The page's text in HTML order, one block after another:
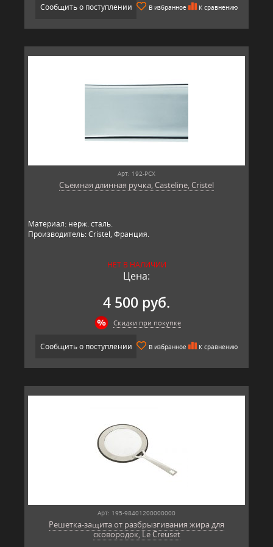
Сообщить о поступлении В избранное К сравнению
Арт: 192-PCX
Съемная длинная ручка, Casteline, Cristel
Материал: нерж. сталь.
Производитель: Cristel, Франция.
НЕТ В НАЛИЧИИ
Цена:
4 500 руб.
Скидки при покупке
Сообщить о поступлении В избранное К сравнению
Арт: 195-98401200000000
Решетка-защита от разбрызгивания жира для
сковородок, Le Creuset